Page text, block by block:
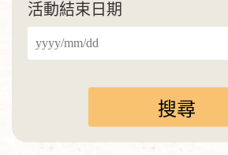
活動結束日期